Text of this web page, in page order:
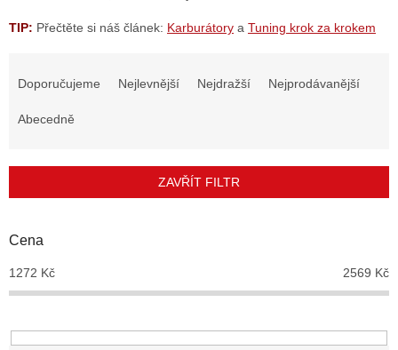
TIP: Přečtěte si náš článek: Karburátory a Tuning krok za krokem
r
d
k
t
Doporučujeme Nejlevnější Nejdražší Nejprodávanější
Abecedně
ZAVŘÍT FILTR
Cena
1272 Kč 2569 Kč